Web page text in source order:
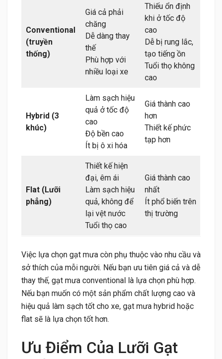
Conventional
(truyền
thống)
Giá cả phải
chăng
Dễ dàng thay
thế
Phù hợp với
nhiều loại xe
Thiếu ổn định
khi ở tốc độ
cao
Dễ bị rung lắc,
tạo tiếng ồn
Tuổi thọ không
cao
Hybrid (3
khúc)
Làm sạch hiệu
quả ở tốc độ
cao
Độ bền cao
Ít bị ô xi hóa
Giá thành cao
hơn
Thiết kế phức
tạp hơn
Flat (Lưỡi
phẳng)
Thiết kế hiện
đại, êm ái
Làm sạch hiệu
quả, không để
lại vệt nước
Tuổi thọ cao
Giá thành cao
nhất
Ít phổ biến trên
thị trường
Việc lựa chọn gạt mưa còn phụ thuộc vào nhu cầu và
sở thích của mỗi người. Nếu bạn ưu tiên giá cả và dễ
thay thế, gạt mưa conventional là lựa chọn phù hợp.
Nếu bạn muốn có một sản phẩm chất lượng cao và
hiệu quả làm sạch tốt cho xe, gạt mưa hybrid hoặc
flat sẽ là lựa chọn tốt hơn.
Ưu Điểm Của Lưỡi Gạt